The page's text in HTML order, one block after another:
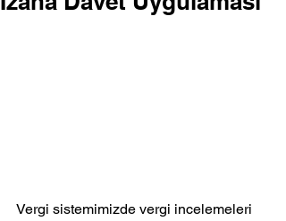
Vergi sistemimizde vergi incelemeleri